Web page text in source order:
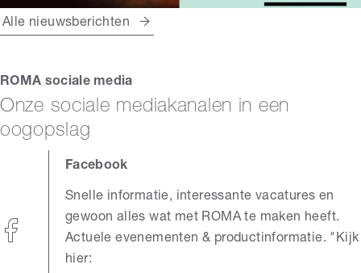
Alle nieuwsberichten
ROMA sociale media
Onze sociale mediakanalen in een
oogopslag
Facebook
Snelle informatie, interessante vacatures en
gewoon alles wat met ROMA te maken heeft.
Actuele evenementen & productinformatie. "Kijk
hier: